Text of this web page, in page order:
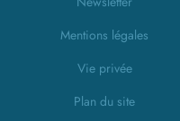
Mentions légales
Vie privée
Plan du site